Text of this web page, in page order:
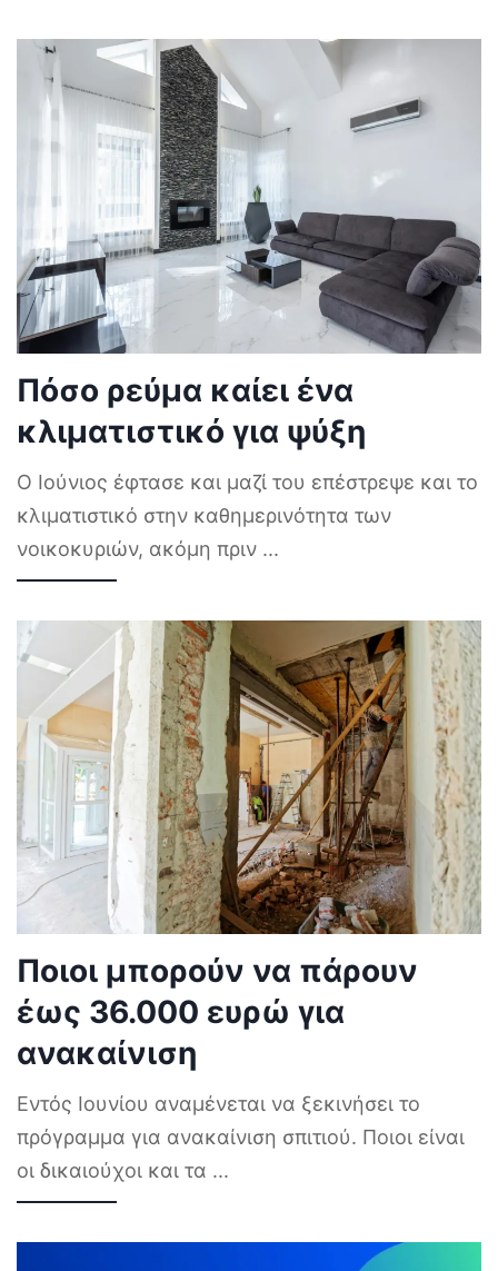
Πόσο ρεύμα καίει ένα
κλιματιστικό για ψύξη
Ο Ιούνιος έφτασε και μαζί του επέστρεψε και το
κλιματιστικό στην καθημερινότητα των
νοικοκυριών, ακόμη πριν ...
Ποιοι μπορούν να πάρουν
έως 36.000 ευρώ για
ανακαίνιση
Εντός Ιουνίου αναμένεται να ξεκινήσει το
πρόγραμμα για ανακαίνιση σπιτιού. Ποιοι είναι
οι δικαιούχοι και τα ...